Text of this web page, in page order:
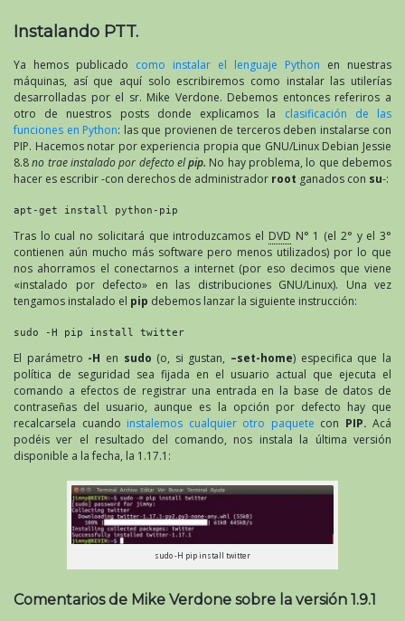
Instalando PTT.
Ya hemos publicado como instalar el lenguaje Python en nuestras
máquinas, así que aquí solo escribiremos como instalar las utilerías
desarrolladas por el sr. Mike Verdone. Debemos entonces referiros a
otro de nuestros posts donde explicamos la clasificación de las
funciones en Python: las que provienen de terceros deben instalarse con
PIP. Hacemos notar por experiencia propia que GNU/Linux Debian Jessie
8.8no trae instalado por defecto elpip. No hay problema, lo que debemos
hacer es escribir -con derechos de administrador root ganados con su-:
apt-get install python-pip
Tras lo cual no solicitará que introduzcamos el DVD N° 1 (el 2° y el 3°
contienen aún mucho más software pero menos utilizados) por lo que
nos ahorramos el conectarnos a internet (por eso decimos que viene
«instalado por defecto» en las distribuciones GNU/Linux). Una vez
tengamos instalado el pip debemos lanzar la siguiente instrucción:
sudo -H pip install twitter
El parámetro -H en sudo (o, si gustan, –set-home) especifica que la
política de seguridad sea fijada en el usuario actual que ejecuta el
comando a efectos de registrar una entrada en la base de datos de
contraseñas del usuario, aunque es la opción por defecto hay que
recalcarsela cuando instalemos cualquier otro paquete con PIP. Acá
podéis ver el resultado del comando, nos instala la última versión
disponible a la fecha, la 1.17.1:
sudo -H pip install twitter
Comentarios de Mike Verdone sobre la versión 1.9.1